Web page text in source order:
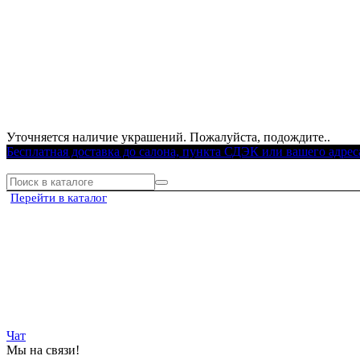
Уточняется наличие украшений. Пожалуйста, подождите..
Бесплатная доставка до салона, пункта СДЭК или вашего
Перейти в каталог
Чат
Мы на связи!